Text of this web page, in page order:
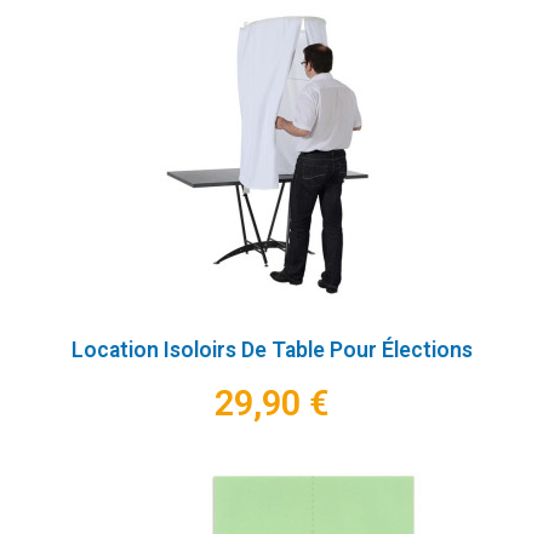
Location Isoloirs De Table Pour Élections
29,90 €